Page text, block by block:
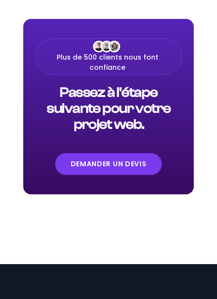
Plus de 500 clients nous font
confiance
Passez à l'étape
suivante pour votre
projet web.
DEMANDER UN DEVIS